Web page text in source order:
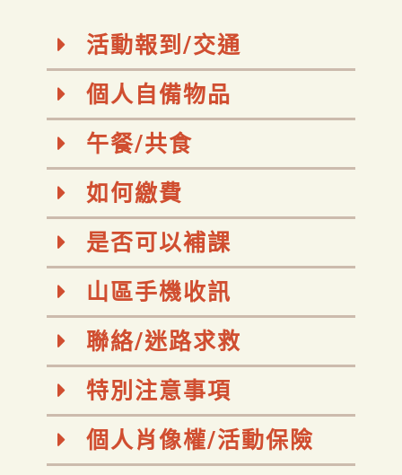
活動報到/交通
個人自備物品
午餐/共食
如何繳費
是否可以補課
山區手機收訊
聯絡/迷路求救
特別注意事項
個人肖像權/活動保險